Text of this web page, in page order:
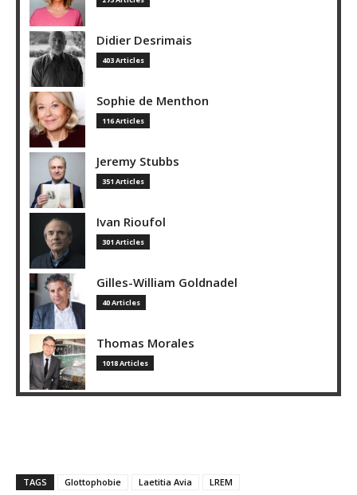
Didier Desrimais
403 Articles
Sophie de Menthon
116 Articles
Jeremy Stubbs
351 Articles
Ivan Rioufol
301 Articles
Gilles-William Goldnadel
40 Articles
Thomas Morales
1018 Articles
TAGS Glottophobie Laetitia Avia LREM